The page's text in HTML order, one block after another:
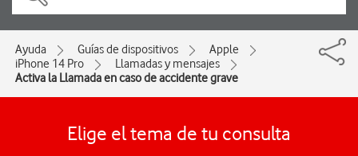
Ayuda Guías de dispositivos
Apple
iPhone 14 Pro
Llamadas y mensajes
Activa la Llamada en caso de accidente grave
Elige el tema de tu consulta